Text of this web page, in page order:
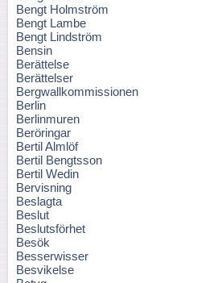
Bengt Holmström
Bengt Lambe
Bengt Lindström
Bensin
Berättelse
Berättelser
Bergwallkommissionen
Berlin
Berlinmuren
Beröringar
Bertil Almlöf
Bertil Bengtsson
Bertil Wedin
Bervisning
Beslagta
Beslut
Beslutsförhet
Besök
Besserwisser
Besvikelse